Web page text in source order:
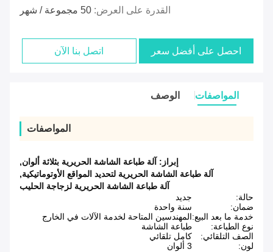
القدرة على العرض: 50 مجموعة / شهر
احصل على أفضل سعر اتصل بنا الآن
المواصفات الوصف
المواصفات
إبراز: آلة طباعة الشاشة الحريرية بثلاثة ألوان,
آلة طباعة الشاشة الحريرية لتحديد المواقع الأوتوماتيكية,
آلة طباعة الشاشة الحريرية لزجاجة الحليب
حالة:
جديد
ضمان:
سنة واحدة
خدمة ما بعد البيع:المهندسين المتاحة لخدمة الآلات في الخارج
نوع الطباعة:
طباعة الشاشة
الصف التلقائي:
كامل تلقائي
لون:
3 ألوان